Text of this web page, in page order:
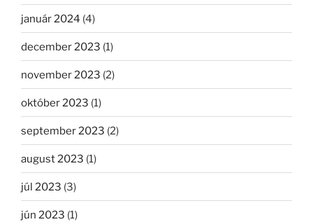
január 2024 (4)
december 2023 (1)
november 2023 (2)
október 2023 (1)
september 2023 (2)
august 2023 (1)
júl 2023 (3)
jún 2023 (1)